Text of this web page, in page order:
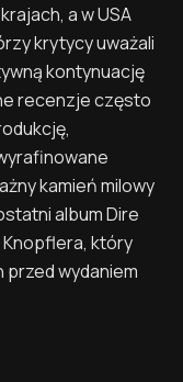
a w USA
krytycy uważali
kontynuację
recenzje często
kamień milowy
album Dire
Knopflera, który
wydaniem